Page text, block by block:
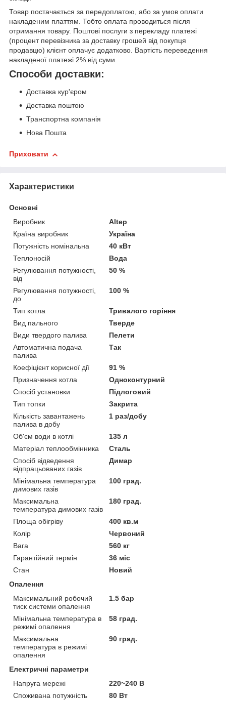
Товар постачається за передоплатою, або за умов оплати
накладеним платтям. Тобто оплата проводиться після
отримання товару. Поштові послуги з перекладу платежі
(процент перевізника за доставку грошей від покупця
продавцю) клієнт оплачує додатково. Вартість переведення
накладеної платежі 2% від суми.
Способи доставки:
Доставка кур'єром
Доставка поштою
Транспортна компанія
Нова Пошта
Приховати
Характеристики
Основні
Виробник
Altep
Країна виробник
Україна
Потужність номінальна
40 кВт
Теплоносій
Вода
Регулювання потужності,
від
50 %
Регулювання потужності,
до
100 %
Тип котла
Тривалого горіння
Вид пального
Тверде
Види твердого палива
Пелети
Автоматична подача
палива
Так
Коефіцієнт корисної дії
91 %
Призначення котла
Одноконтурний
Спосіб установки
Підлоговий
Тип топки
Закрита
Кількість завантажень
палива в добу
1 раз/добу
Об'єм води в котлі
135 л
Матеріал теплообмінника
Сталь
Спосіб відведення
відпрацьованих газів
Димар
Мінімальна температура
димових газів
100 град.
Максимальна
температура димових газів
180 град.
Площа обігріву
400 кв.м
Колір
Червоний
Вага
560 кг
Гарантійний термін
36 міс
Стан
Новий
Опалення
Максимальний робочий
тиск системи опалення
1.5 бар
Мінімальна температура в
режимі опалення
58 град.
Максимальна
температура в режимі
опалення
90 град.
Електричні параметри
Напруга мережі
220~240 В
Споживана потужність
80 Вт